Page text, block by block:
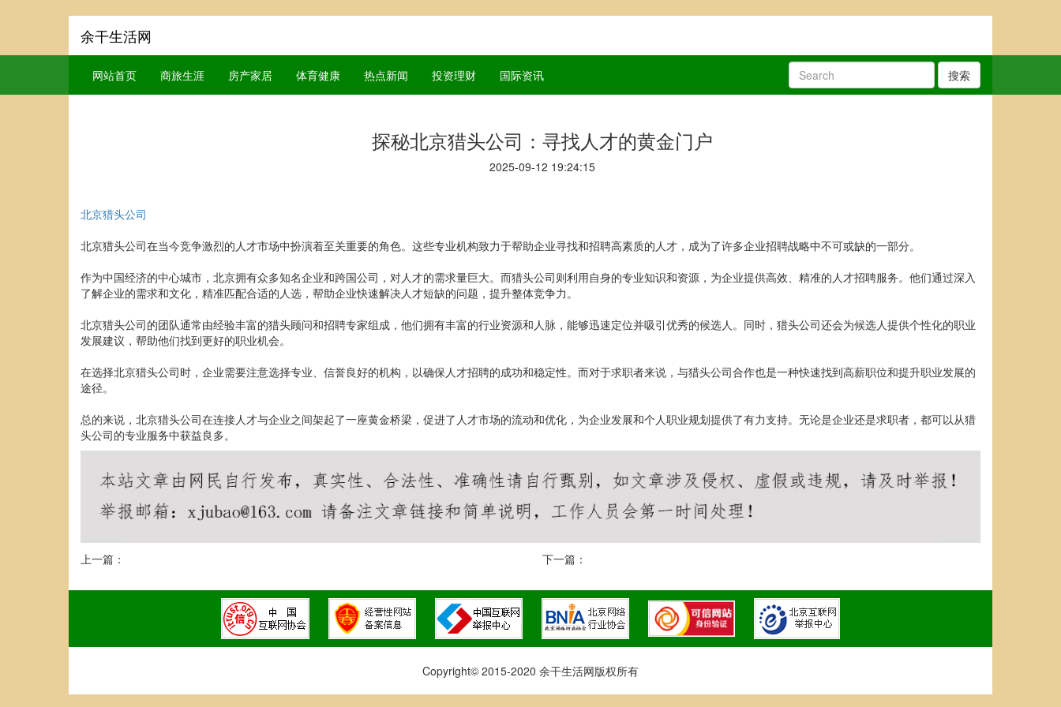
余干生活网
网站首页 商旅生涯 房产家居 体育健康 热点新闻 投资理财 国际资讯 搜索
探秘北京猎头公司：寻找人才的黄金门户
2025-09-12 19:24:15
北京猎头公司
北京猎头公司在当今竞争激烈的人才市场中扮演着至关重要的角色。这些专业机构致力于帮助企业寻找和招聘高素质的人才，成为了许多企业招聘战略中不可或缺的一部分。
作为中国经济的中心城市，北京拥有众多知名企业和跨国公司，对人才的需求量巨大。而猎头公司则利用自身的专业知识和资源，为企业提供高效、精准的人才招聘服务。他们通过深入
了解企业的需求和文化，精准匹配合适的人选，帮助企业快速解决人才短缺的问题，提升整体竞争力。
北京猎头公司的团队通常由经验丰富的猎头顾问和招聘专家组成，他们拥有丰富的行业资源和人脉，能够迅速定位并吸引优秀的候选人。同时，猎头公司还会为候选人提供个性化的职业
发展建议，帮助他们找到更好的职业机会。
在选择北京猎头公司时，企业需要注意选择专业、信誉良好的机构，以确保人才招聘的成功和稳定性。而对于求职者来说，与猎头公司合作也是一种快速找到高薪职位和提升职业发展的
途径。
总的来说，北京猎头公司在连接人才与企业之间架起了一座黄金桥梁，促进了人才市场的流动和优化，为企业发展和个人职业规划提供了有力支持。无论是企业还是求职者，都可以从猎
头公司的专业服务中获益良多。
上一篇： 下一篇：
Copyright© 2015-2020 余干生活网版权所有